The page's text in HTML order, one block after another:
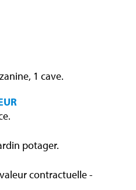
1 cave.
potager.
contractuelle -